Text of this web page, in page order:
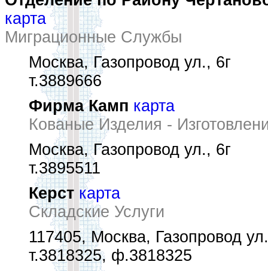
карта
Миграционные Службы
Москва, Газопровод ул., 6г
т.3889666
Фирма Камп карта
Кованые Изделия -
Москва, Газопровод ул., 6г
т.3895511
Керст карта
Складские Услуги
117405, Москва, Газопровод
т.3818325, ф.3818325